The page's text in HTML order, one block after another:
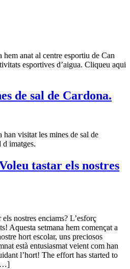
anat al centre esportiu de Can
esportives d’aigua. Cliqueu aqui
de sal de Cardona.
han visitat les mines de sal de
d imatges.
tastar els nostres
nostres enciams? L’esforç
Aquesta setmana hem començat a
hort escolar, uns preciosos
està entusiasmat veient com han
l’hort! The effort has started to